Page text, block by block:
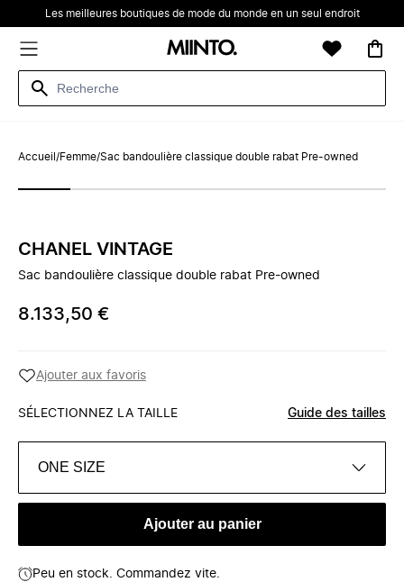
Les meilleures boutiques de mode du monde en un seul endroit
Accueil /Femme/Sac bandoulière classique double rabat Pre-owned
CHANEL VINTAGE
Sac bandoulière classique double rabat Pre-owned
8.133,50 €
Ajouter aux favoris
SÉLECTIONNEZ LA TAILLE Guide des tailles
ONE SIZE
Ajouter au panier
Peu en stock. Commandez vite.